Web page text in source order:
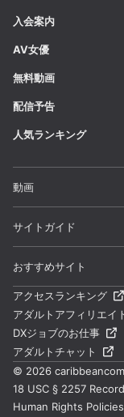
入会案内
AV女優
無料動画
配信予告
人気ランキング
動画
全動画一覧
カテゴリー
シリーズ
サイトガイド
よくある質問 / FAQ
お問い合わせ
サイトマップ
利用規約
プライバシーポリシー
おすすめサイト
一本道
天然むすめ
パコパコママ
ライブチャットDXLIVE
アクセスランキング
アダルトアフィリエイ
DXジョブのお仕事
アダルトチャット
© 2026
18 USC § 2257
Human Rights Policies